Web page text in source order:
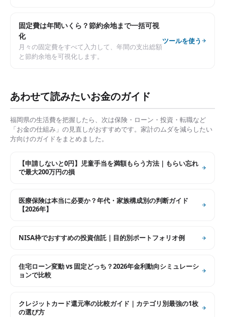
固定費は年間いくら？節約余地まで一括可視
化
月々の固定費をすべて入力して、年間の支出総額
と節約余地を可視化します。
ツールを使う
あわせて読みたいお金のガイド
福岡県の生活費を把握したら、次は保険・ローン・投資・転職など
「お金の仕組み」の見直しがおすすめです。家計のムダを減らしたい
方向けのガイドをまとめました。
【申請しないと0円】児童手当を満額もらう方法｜もらい忘れ
で最大200万円の損
医療保険は本当に必要か？年代・家族構成別の判断ガイド
【2026年】
NISA枠でおすすめの投資信託｜目的別ポートフォリオ例
住宅ローン変動 vs 固定どっち？2026年金利動向シミュレーシ
ョンで比較
クレジットカード還元率の比較ガイド｜カテゴリ別最強の1枚
の選び方